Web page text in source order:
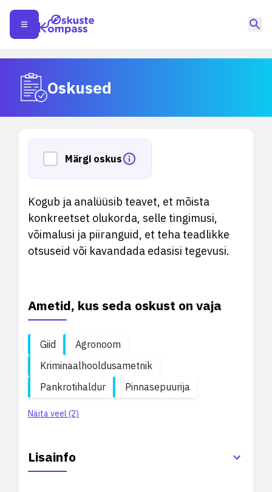
Oskused
Märgi oskus
Kogub ja analüüsib teavet, et mõista
konkreetset olukorda, selle tingimusi,
võimalusi ja piiranguid, et teha teadlikke
otsuseid või kavandada edasisi tegevusi.
Ametid, kus seda oskust on vaja
Giid
Agronoom
Kriminaalhooldusametnik
Pankrotihaldur
Pinnasepuurija
Näita veel (2)
Lisainfo